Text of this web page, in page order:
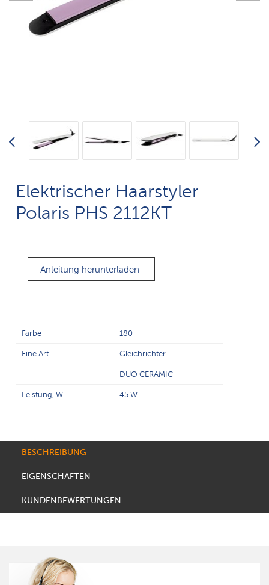
Elektrischer Haarstyler
Polaris PHS 2112KT
Anleitung herunterladen
Farbe 180
Eine Art Gleichrichter
DUO CERAMIC
Leistung, W 45 W
BESCHREIBUNG
EIGENSCHAFTEN
KUNDENBEWERTUNGEN